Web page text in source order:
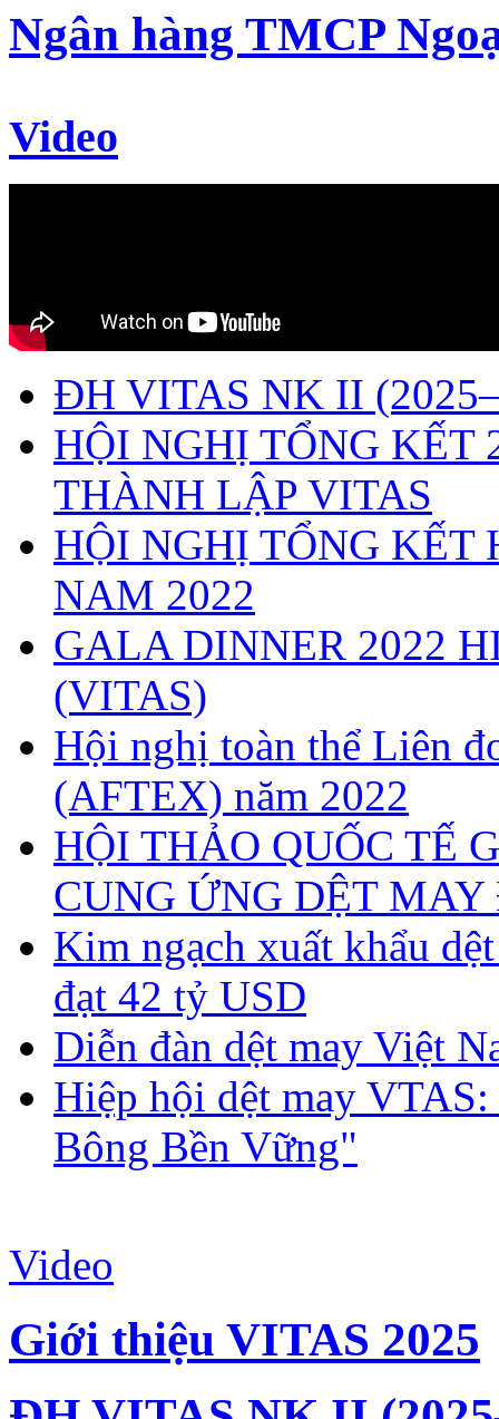
Ngân hàng TMCP
Video
ĐH VITAS NK II
HỘI NGHỊ TỔNG
THÀNH LẬP VITAS
HỘI NGHỊ TỔNG KẾT
NAM 2022
GALA DINNER 2022
(VITAS)
Hội nghị toàn thể Liên
(AFTEX) năm 2022
HỘI THẢO QUỐC TẾ
CUNG ỨNG DỆT
Kim ngạch xuất khẩu
đạt 42 tỷ USD
Diễn đàn dệt may Việt
Hiệp hội dệt may
Bông Bền Vững"
Video
Giới thiệu VITAS 2025